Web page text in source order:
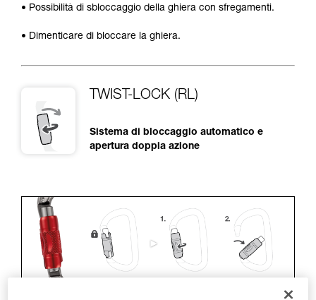
• Possibilità di sbloccaggio della ghiera con sfregamenti.
• Dimenticare di bloccare la ghiera.
TWIST-LOCK (RL)
Sistema di bloccaggio automatico e
apertura doppia azione